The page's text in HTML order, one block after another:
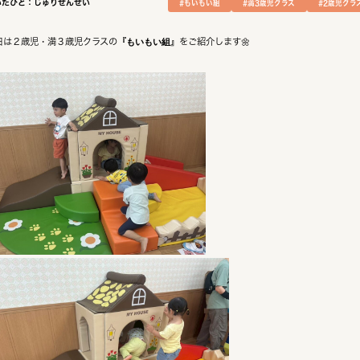
たひと：じゅりせんせい #もいもい組 #満3歳児クラス #2歳児クラ
は２歳児・満３歳児クラスの『もいもい組 』をご紹介します🌼